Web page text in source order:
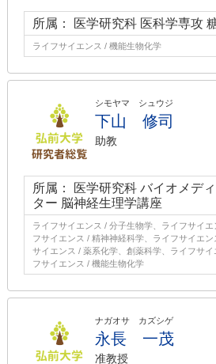
所属： 医学研究科 医科学専攻
ライフサイエンス / 機能生物化学
シモヤマ シュウジ
下山 修司
助教
所属： 医学研究科 バイオメデ
ター 脳神経生理学講座
ライフサイエンス / 分子生物学、ライフサイ
フサイエンス / 精神神経科学、ライフサイエ
サイエンス / 薬系化学、創薬科学、ライフサ
フサイエンス / 機能生物化学
ナガオサ カズシゲ
永長 一茂
准教授